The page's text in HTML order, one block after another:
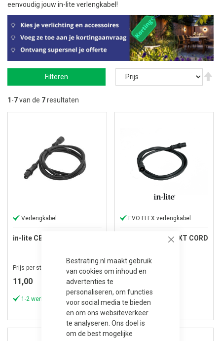
Bestrating.nl maakt gebruik
van cookies om inhoud en
advertenties te
personaliseren, om functies
voor social media te bieden
en om ons websiteverkeer
te analyseren. Ons doel is
om de best mogelijke
eenvoudig jouw in-lite verlengkabel!
Filteren
1 -7van de 7resultaten
Verlengkabel
in-lite CBL-EXT CORD 1
Prijs per stuk
11,00
1-2 werkdagen
EVO FLEX verlengkabel
in-lite EVO FLEX-EXT CORD
Prijs per stuk
1-2 werkdagen